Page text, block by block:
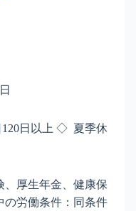
日以上 ◇ 夏季休
、厚生年金、健康保
の労働条件：同条件